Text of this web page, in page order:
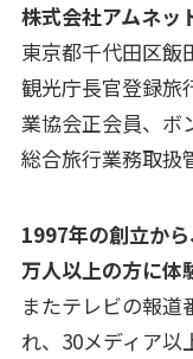
株式会社アムネッ
東京都千代田区飯
観光庁長官登録旅
業協会正会員、ボ
総合旅行業務取扱
1997年の創立か
万人以上の方に体
またテレビの報道
れ、30メディア以